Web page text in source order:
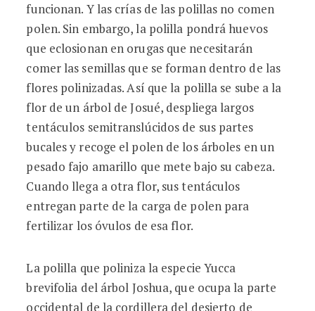
funcionan. Y las crías de las polillas no comen
polen. Sin embargo, la polilla pondrá huevos
que eclosionan en orugas que necesitarán
comer las semillas que se forman dentro de las
flores polinizadas. Así que la polilla se sube a la
flor de un árbol de Josué, despliega largos
tentáculos semitranslúcidos de sus partes
bucales y recoge el polen de los árboles en un
pesado fajo amarillo que mete bajo su cabeza.
Cuando llega a otra flor, sus tentáculos
entregan parte de la carga de polen para
fertilizar los óvulos de esa flor.
La polilla que poliniza la especie Yucca
brevifolia del árbol Joshua, que ocupa la parte
occidental de la cordillera del desierto de